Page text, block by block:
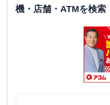
機・店舗・ATMを検索